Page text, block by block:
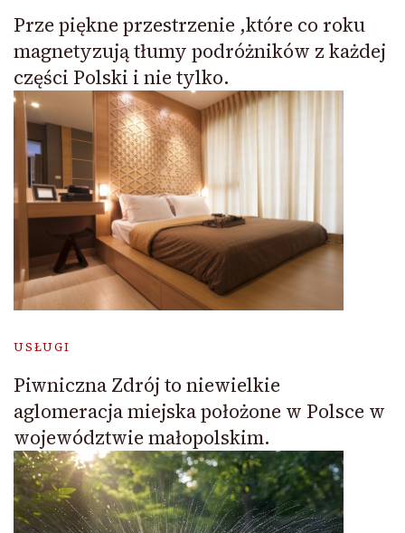
Prze piękne przestrzenie ,które co roku
magnetyzują tłumy podróżników z każdej
części Polski i nie tylko.
USŁUGI
Piwniczna Zdrój to niewielkie
aglomeracja miejska położone w Polsce w
województwie małopolskim.